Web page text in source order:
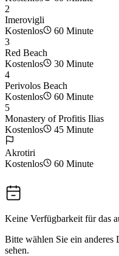
2
Imerovigli
Kostenlos
60 Minute
3
Red Beach
Kostenlos
30 Minute
4
Perivolos Beach
Kostenlos
60 Minute
5
Monastery of Profitis Ilias
Kostenlos
45 Minute
Akrotiri
Kostenlos
60 Minute
Keine Verfügbarkeit für das
Bitte wählen Sie ein anderes
sehen.